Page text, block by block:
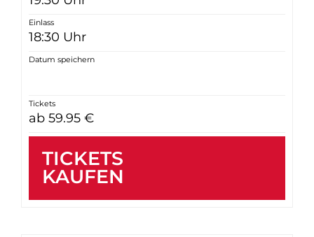
Einlass
18:30 Uhr
Datum speichern
Tickets
ab 59.95 €
TICKETS
KAUFEN